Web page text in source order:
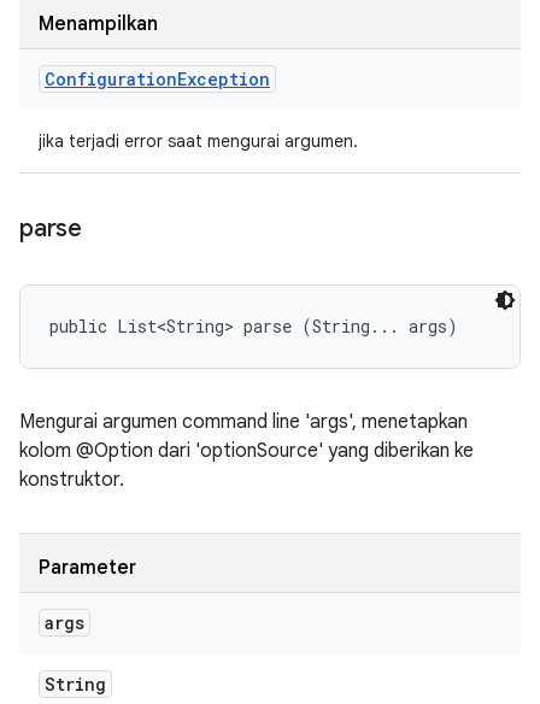
Menampilkan
ConfigurationException
jika terjadi error saat mengurai argumen.
parse
public List<String> parse (String... args)
Mengurai argumen command line 'args', menetapkan
kolom @Option dari 'optionSource' yang diberikan ke
konstruktor.
Parameter
args
String